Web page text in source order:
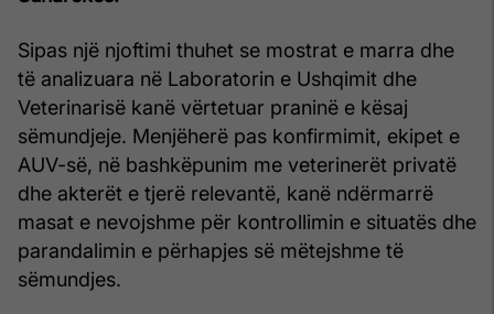
Sipas një njoftimi thuhet se mostrat e marra dhe
të analizuara në Laboratorin e Ushqimit dhe
Veterinarisë kanë vërtetuar praninë e kësaj
sëmundjeje. Menjëherë pas konfirmimit, ekipet e
AUV-së, në bashkëpunim me veterinerët privatë
dhe akterët e tjerë relevantë, kanë ndërmarrë
masat e nevojshme për kontrollimin e situatës dhe
parandalimin e përhapjes së mëtejshme të
sëmundjes.